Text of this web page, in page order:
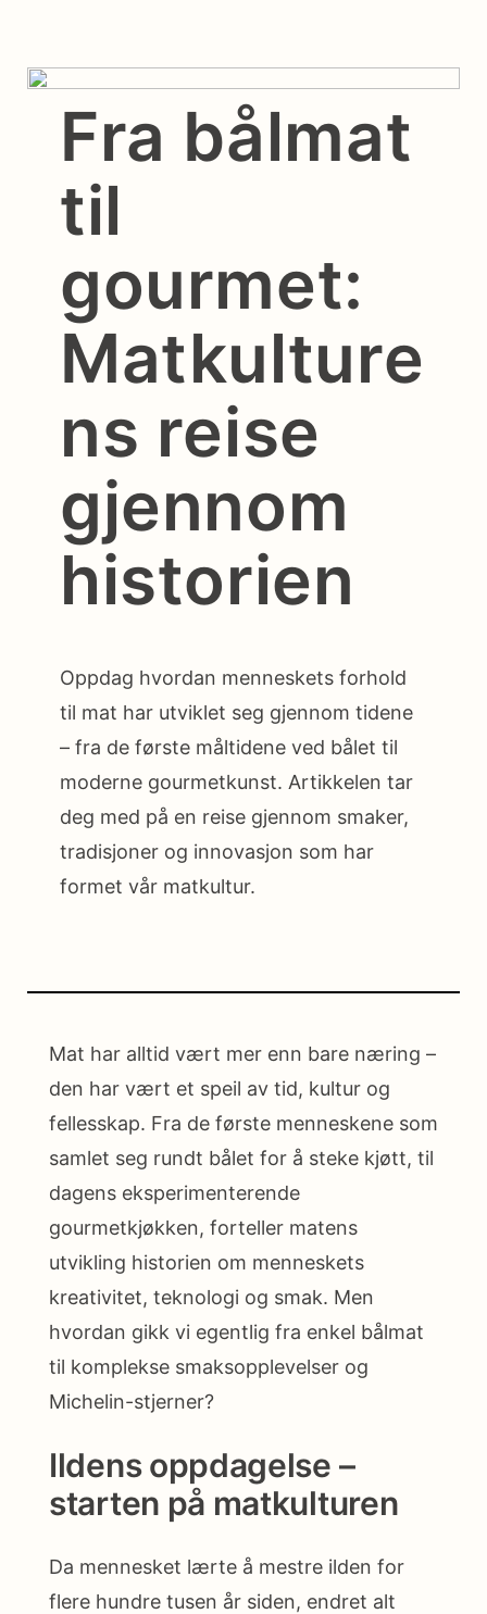
Fra bålmat
til
gourmet:
Matkulture
ns reise
gjennom
historien
Oppdag hvordan menneskets forhold
til mat har utviklet seg gjennom tidene
– fra de første måltidene ved bålet til
moderne gourmetkunst. Artikkelen tar
deg med på en reise gjennom smaker,
tradisjoner og innovasjon som har
formet vår matkultur.
Mat har alltid vært mer enn bare næring –
den har vært et speil av tid, kultur og
fellesskap. Fra de første menneskene som
samlet seg rundt bålet for å steke kjøtt, til
dagens eksperimenterende
gourmetkjøkken, forteller matens
utvikling historien om menneskets
kreativitet, teknologi og smak. Men
hvordan gikk vi egentlig fra enkel bålmat
til komplekse smaksopplevelser og
Michelin-stjerner?
Ildens oppdagelse –
starten på matkulturen
Da mennesket lærte å mestre ilden for
flere hundre tusen år siden, endret alt